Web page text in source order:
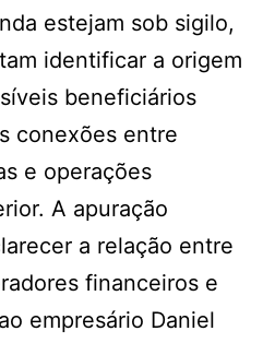
estejam sob sigilo,
identificar a origem
beneficiários
conexões entre
e operações
A apuração
a relação entre
financeiros e
empresário Daniel